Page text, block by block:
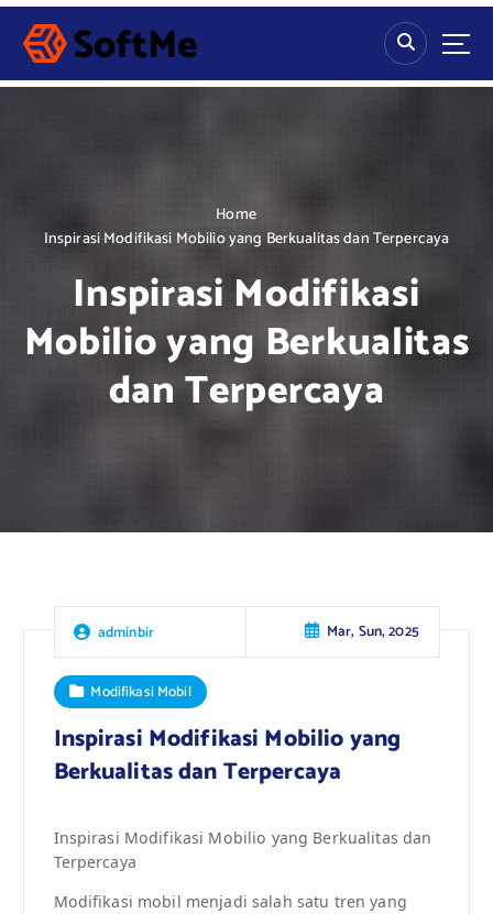
S
p
Home
Inspirasi Modifikasi Mobilio yang Berkualitas dan Terpercaya
Inspirasi Modifikasi
Mobilio yang Berkualitas
dan Terpercaya
adminbir Mar, Sun, 2025
Modifikasi Mobil
Inspirasi Modifikasi Mobilio yang
Berkualitas dan Terpercaya
Inspirasi Modifikasi Mobilio yang Berkualitas dan
Terpercaya
Modifikasi mobil menjadi salah satu tren yang